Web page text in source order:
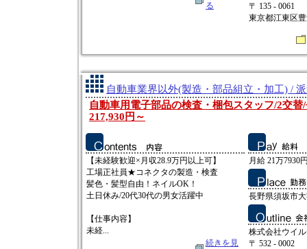
る
〒 135 - 0061
東京都江東区
自動車業界以外(製造・部品組立・加工) /
自動車用電子部品の検査・梱包スタッフ/2交替
217,930円～
【未経験歓迎×月収28.9万円以上可】
工場正社員★コネクタの製造・検査
髪色・髪型自由！ネイルOK！
土日休み/20代30代の男女活躍中
【仕事内容】
未経...
続きを見
月給 21万7930
長野県須坂市
株式会社ウイ
〒 532 - 0002